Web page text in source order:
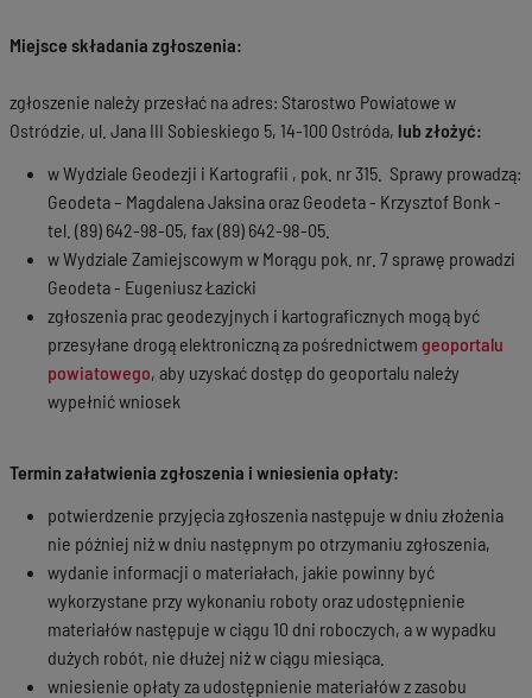
Miejsce składania zgłoszenia:
zgłoszenie należy przesłać na adres: Starostwo Powiatowe w
Ostródzie, ul. Jana III Sobieskiego 5, 14-100 Ostróda, lub złożyć:
w Wydziale Geodezji i Kartografii , pok. nr 315. Sprawy prowadzą:
Geodeta – Magdalena Jaksina oraz Geodeta - Krzysztof Bonk -
tel. (89) 642-98-05, fax (89) 642-98-05.
w Wydziale Zamiejscowym w Morągu pok. nr. 7 sprawę prowadzi
Geodeta - Eugeniusz Łazicki
zgłoszenia prac geodezyjnych i kartograficznych mogą być
przesyłane drogą elektroniczną za pośrednictwem geoportalu
powiatowego, aby uzyskać dostęp do geoportalu należy
wypełnić wniosek
Termin załatwienia zgłoszenia i wniesienia opłaty:
potwierdzenie przyjęcia zgłoszenia następuje w dniu złożenia
nie później niż w dniu następnym po otrzymaniu zgłoszenia,
wydanie informacji o materiałach, jakie powinny być
wykorzystane przy wykonaniu roboty oraz udostępnienie
materiałów następuje w ciągu 10 dni roboczych, a w wypadku
dużych robót, nie dłużej niż w ciągu miesiąca.
wniesienie opłaty za udostępnienie materiałów z zasobu